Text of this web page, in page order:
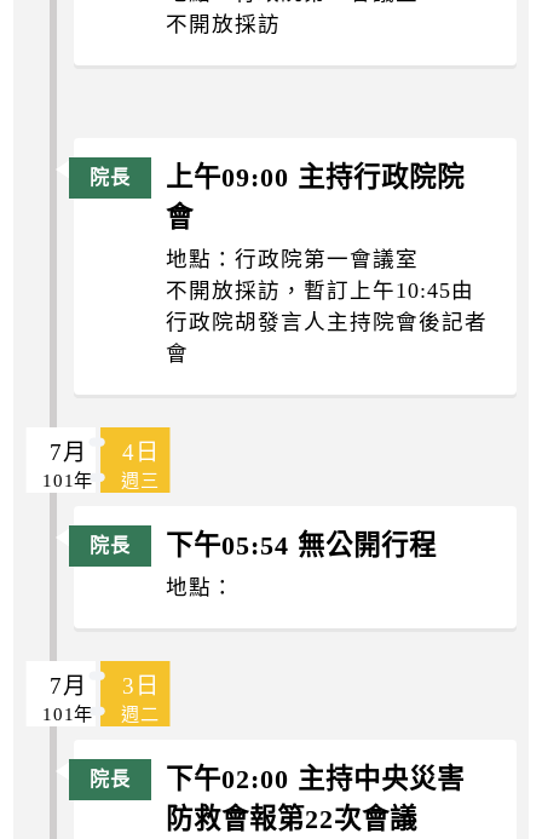
不開放採訪
上午09:00 主持行政院院
會
地點：行政院第一會議室
不開放採訪，暫訂上午10:45由
行政院胡發言人主持院會後記者
會
7月 4日
101年 週三
下午05:54 無公開行程
地點：
7月 3日
101年 週二
下午02:00 主持中央災害
防救會報第22次會議